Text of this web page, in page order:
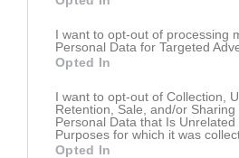
I want to opt-out of processing
Personal Data for Targeted
Opted In
I want to opt-out of Collection,
Retention, Sale, and/or Sharing
Personal Data that Is Unrelated
Purposes for which it was
Opted In